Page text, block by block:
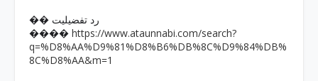
�� رد تفضیلیت
���� https://www.ataunnabi.com/search?
q=%D8%AA%D9%81%D8%B6%DB%8C%D9%84%DB%
8C%D8%AA&m=1